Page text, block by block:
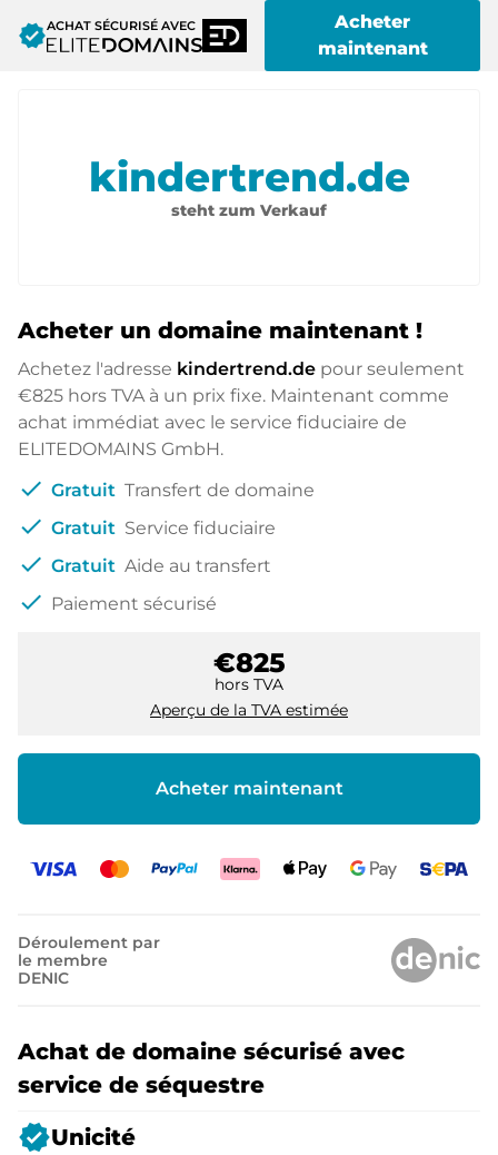
verifiedACHAT SÉCURISÉ AVEC
Acheter
maintenant
kindertrend.de
steht zum Verkauf
Acheter un domaine maintenant !
Achetez l'adresse kindertrend.de pour seulement
€825 hors TVA à un prix fixe. Maintenant comme
achat immédiat avec le service fiduciaire de
ELITEDOMAINS GmbH.
check Gratuit Transfert de domaine
check Gratuit Service fiduciaire
check Gratuit Aide au transfert
check Paiement sécurisé
€825
hors TVA
Aperçu de la TVA estimée
Acheter maintenant
Déroulement par
le membre
DENIC
Achat de domaine sécurisé avec
service de séquestre
verifiedUnicité